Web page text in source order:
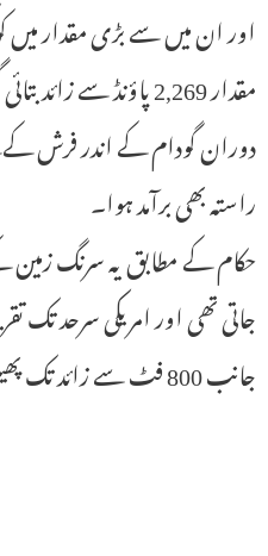
اور ان میں سے بڑی مقدار میں
مقدار 2,269 پاؤنڈ سے
دوران گودام کے اندر فرش کے
راستہ بھی برآمد ہوا۔
جانب 800 فٹ سے زائد تک پھیلی ہوئی تھی۔